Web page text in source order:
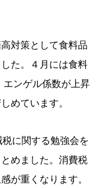
対策として食料品
た。４月には食料
エンゲル係数が上昇
めています。
に関する勉強会を
めました。消費税
が重くなります。